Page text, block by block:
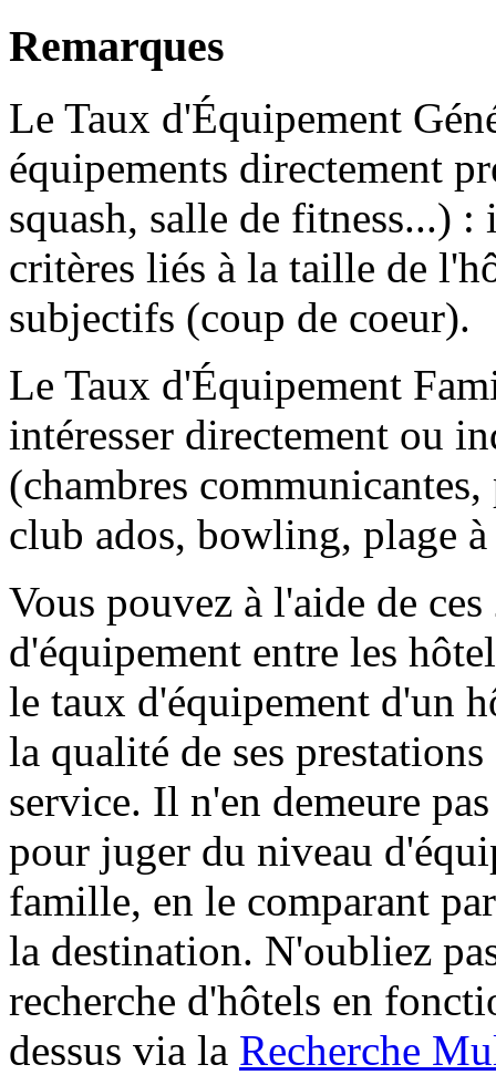
Remarques
Le Taux d'Équipement
équipements directement
squash, salle de fitness...)
critères liés à la taille de
subjectifs (coup de coeur).
Le Taux d'Équipement
intéresser directement ou
(chambres
club ados, bowling, plage
Vous pouvez à l'aide de
d'équipement entre les
le taux d'équipement d'un
la qualité de ses
service. Il n'en demeure
pour juger du niveau
famille, en le comparant
la destination. N'oubliez
recherche d'hôtels en
dessus via la Recherche